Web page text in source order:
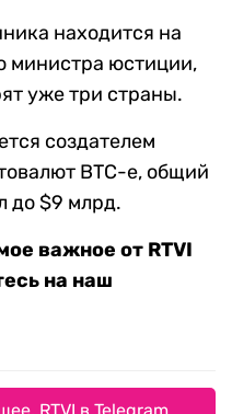
находится на
министра юстиции,
уже три страны.
создателем
BTC-e, общий
до $9 млрд.
важное от RTVI
на наш